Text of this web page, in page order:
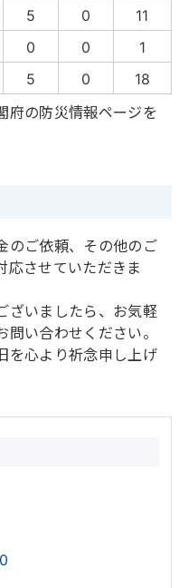
5 0
11
0 0
1
5 0
18
府の防災情報ページを
のご依頼、その他のご
応させていただきま
ざいましたら、お気軽
い合わせください。
を心より祈念申し上げ